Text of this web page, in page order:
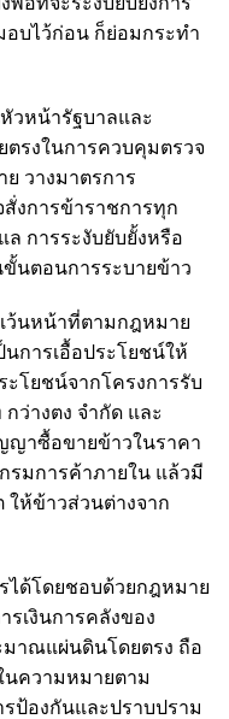
บไว้ก่อน ก็ย่อมกระทำ
วหน้ารัฐบาลและ
รงในการควบคุมตรวจ
วางมาตรการ
งการข้าราชการทุก
การระงับยับยั้งหรือ
นตอนการระบายข้าว
ว้นหน้าที่ตามกฎหมาย
การเอื้อประโยชน์ให้
โยชน์จากโครงการรับ
ว่างตง จํากัด และ
ญาซื้อขายข้าวในราคา
รมการค้าภายใน แล้วมี
ห้ข้าวส่วนต่างจาก
ได้โดยชอบด้วยกฎหมาย
รเงินการคลังของ
มาณแผ่นดินโดยตรง ถือ
นความหมายตาม
ป้องกันและปราบปราม